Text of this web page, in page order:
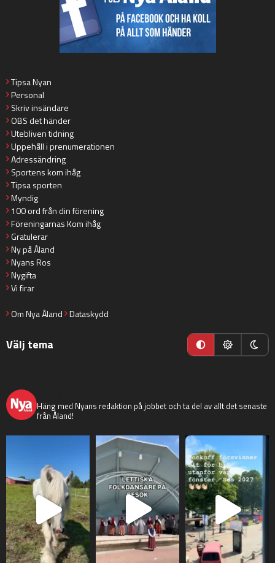
Tipsa Nyan
Personal
Skriv insändare
OBS det händer
Utebliven tidning
Uppehåll i prenumerationen
Adressändring
Sportens kom ihåg
Tipsa sporten
Myndig
100 ord från din förening
Föreningarnas Kom ihåg
Gratulerar
Ny på Åland
Nyans Ros
Nygifta
Vi firar
Om Nya Åland Dataskydd
Välj tema
Häng med Nyans redaktion på jobbet och ta del av allt det senaste
från Åland!